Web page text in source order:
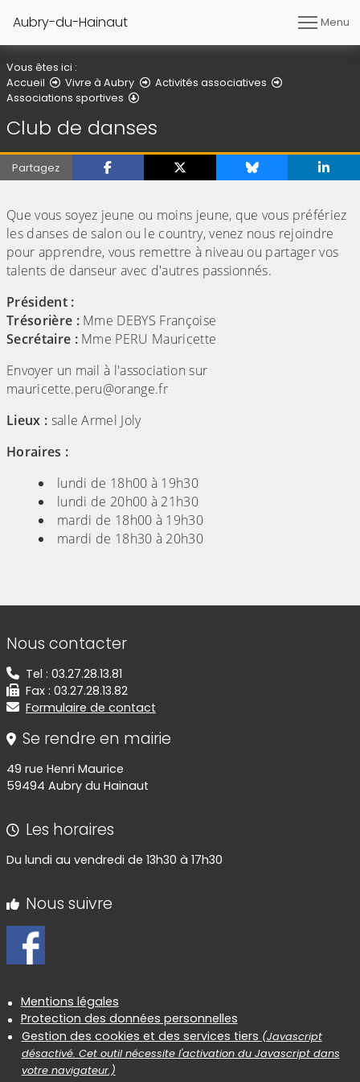
Aubry-du-Hainaut Menu
Vous êtes ici :
Accueil
Vivre à Aubry
Activités associatives
Associations sportives
Club de danses
Partagez
Que vous soyez jeune ou moins jeune, que vous préfériez
les danses de salon ou le country, venez nous rejoindre
pour apprendre, vous remettre à niveau ou partager vos
talents de danseur avec d'autres passionnés.
Président :
Trésorière :Mme DEBYS Françoise
Secrétaire :Mme PERU Mauricette
Envoyer un mail à l'association sur
mauricette.peru@orange.fr
Lieux : salle Armel Joly
Horaires :
lundi de 18h00 à 19h30
lundi de 20h00 à 21h30
mardi de 18h00 à 19h30
mardi de 18h30 à 20h30
Informations de contact
Nous contacter
Tel : 03.27.28.13.81
Fax : 03.27.28.13.82
Formulaire de contact
Se rendre en mairie
49 rue Henri Maurice
59494 Aubry du Hainaut
Les horaires
Du lundi au vendredi de 13h30 à 17h30
Nous suivre
Informations réglementaires
Mentions légales
Protection des données personnelles
Gestion des cookies et des services tiers (Javascript
désactivé. Cet outil nécessite l'activation du Javascript dans
votre navigateur.)